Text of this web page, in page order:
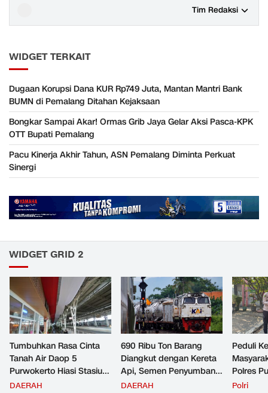
Tim Redaksi
WIDGET TERKAIT
Dugaan Korupsi Dana KUR Rp749 Juta, Mantan Mantri Bank
BUMN di Pemalang Ditahan Kejaksaan
Bongkar Sampai Akar! Ormas Grib Jaya Gelar Aksi Pasca-KPK
OTT Bupati Pemalang
Pacu Kinerja Akhir Tahun, ASN Pemalang Diminta Perkuat
Sinergi
WIDGET GRID 2
Tumbuhkan Rasa Cinta
Tanah Air Daop 5
Purwokerto Hiasi Stasiun
dengan Ornamen
DAERAH
690 Ribu Ton Barang
Diangkut dengan Kereta
Api, Semen Penyumbang
Volume Terbesar
DAERAH
Peduli
Polres
Jemput
Polri